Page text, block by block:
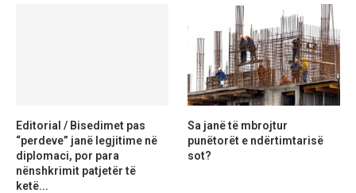
Editorial / Bisedimet pas
“perdeve” janë legjitime në
diplomaci, por para
nënshkrimit patjetër të
ketë...
Sa janë të mbrojtur
punëtorët e ndërtimtarisë
sot?